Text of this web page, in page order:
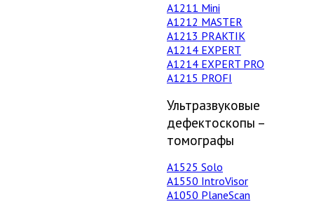
А1211 Mini
А1212 MASTER
A1213 PRAKTIK
А1214 EXPERT
А1214 EXPERT PRO
A1215 PROFI
Ультразвуковые
дефектоскопы –
томографы
А1525 Solo
А1550 IntroVisor
А1050 PlaneScan